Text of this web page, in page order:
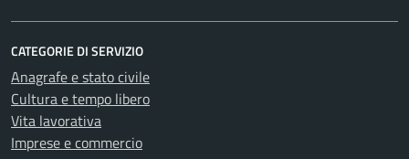
CATEGORIE DI SERVIZIO
Anagrafe e stato civile
Cultura e tempo libero
Vita lavorativa
Imprese e commercio